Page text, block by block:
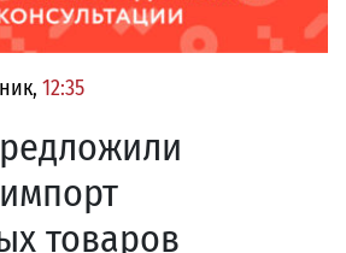
12:35
товаров